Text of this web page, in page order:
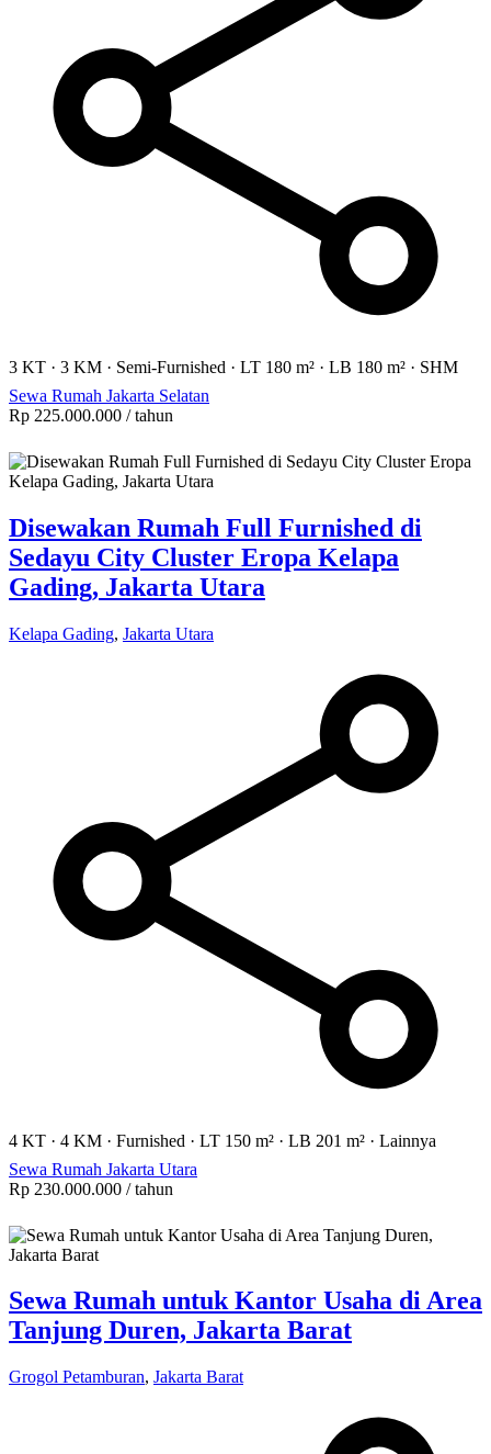
3 KT · 3 KM · Semi-Furnished · LT 180 m² · LB 180 m² · SHM
Sewa Rumah Jakarta Selatan
Rp 225.000.000 / tahun
Disewakan Rumah Full Furnished di
Sedayu City Cluster Eropa Kelapa
Gading, Jakarta Utara
Kelapa Gading, Jakarta Utara
4 KT · 4 KM · Furnished · LT 150 m² · LB 201 m² · Lainnya
Sewa Rumah Jakarta Utara
Rp 230.000.000 / tahun
Sewa Rumah untuk Kantor Usaha di Area
Tanjung Duren, Jakarta Barat
Grogol Petamburan, Jakarta Barat